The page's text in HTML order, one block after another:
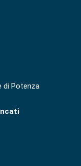
di Potenza